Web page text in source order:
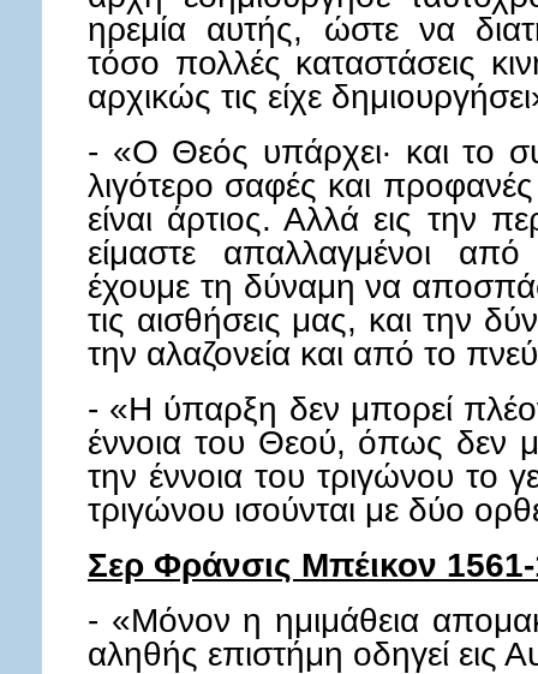
ηρεμία αυτής, ώστε να
τόσο πολλές καταστάσεις
αρχικώς τις είχε
- «Ο Θεός υπάρχει· και το
λιγότερο σαφές και
είναι άρτιος. Αλλά εις την
είμαστε απαλλαγμένοι
έχουμε τη δύναμη να
τις αισθήσεις μας, και την
την αλαζονεία και από το
- «Η ύπαρξη δεν μπορεί
έννοια του Θεού, όπως δεν
την έννοια του τριγώνου το
τριγώνου ισούνται με δύο
Σερ Φράνσις Μπέικον
- «Μόνον η ημιμάθεια
αληθής επιστήμη οδηγεί εις